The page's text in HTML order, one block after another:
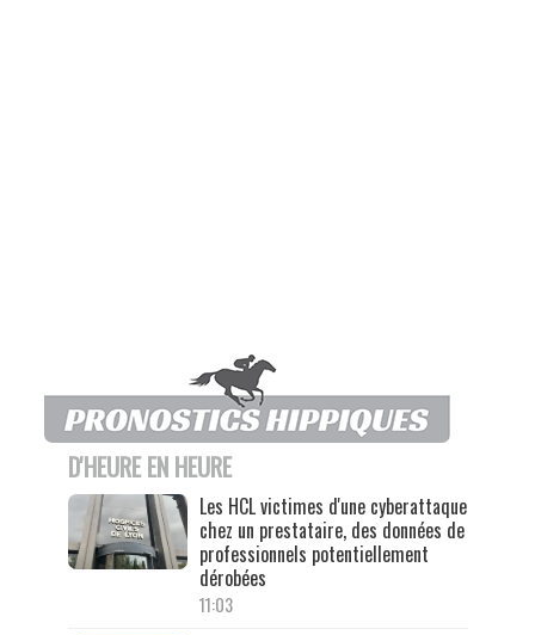
D'HEURE EN HEURE
Les HCL victimes d'une cyberattaque
chez un prestataire, des données de
professionnels potentiellement
dérobées
11:03